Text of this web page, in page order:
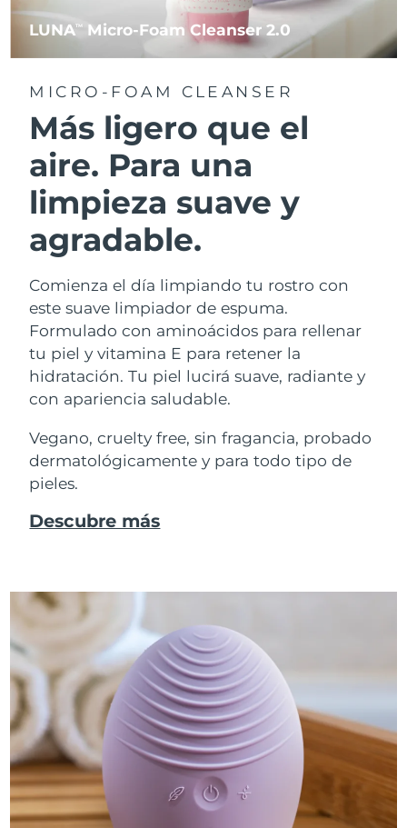
LUNATM Micro-Foam Cleanser 2.0
MICRO-FOAM CLEANSER
Más ligero que el
aire. Para una
limpieza suave y
agradable.
Comienza el día limpiando tu rostro con
este suave limpiador de espuma.
Formulado con aminoácidos para rellenar
tu piel y vitamina E para retener la
hidratación. Tu piel lucirá suave, radiante y
con apariencia saludable.
Vegano, cruelty free, sin fragancia, probado
dermatológicamente y para todo tipo de
pieles.
Descubre más